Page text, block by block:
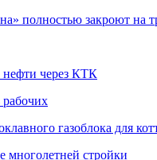
полностью закроют на
нефти через КТК
газоблока для
многолетней стройки